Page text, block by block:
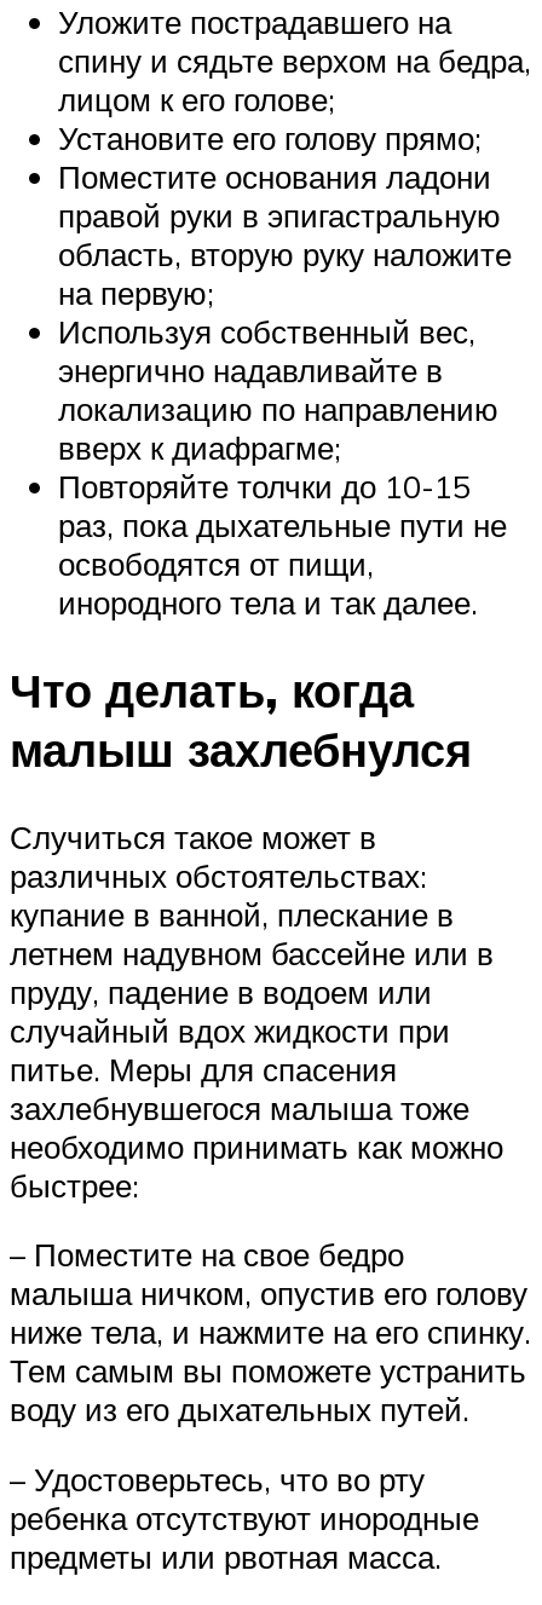
Уложите пострадавшего на
спину и сядьте верхом на бедра,
лицом к его голове;
Установите его голову прямо;
Поместите основания ладони
правой руки в эпигастральную
область, вторую руку наложите
на первую;
Используя собственный вес,
энергично надавливайте в
локализацию по направлению
вверх к диафрагме;
Повторяйте толчки до 10-15
раз, пока дыхательные пути не
освободятся от пищи,
инородного тела и так далее.
Что делать, когда
малыш захлебнулся
Случиться такое может в
различных обстоятельствах:
купание в ванной, плескание в
летнем надувном бассейне или в
пруду, падение в водоем или
случайный вдох жидкости при
питье. Меры для спасения
захлебнувшегося малыша тоже
необходимо принимать как можно
быстрее:
– Поместите на свое бедро
малыша ничком, опустив его голову
ниже тела, и нажмите на его спинку.
Тем самым вы поможете устранить
воду из его дыхательных путей.
– Удостоверьтесь, что во рту
ребенка отсутствуют инородные
предметы или рвотная масса.